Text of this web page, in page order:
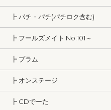
┣ パチ・パチ(パチロク含む)
┣ フールズメイト No.101～
┣ プラム
┣ オンステージ
┣ CDでーた